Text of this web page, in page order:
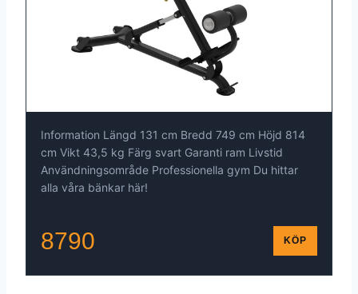
Information Längd 131 cm Bredd 749 cm Höjd 814
cm Vikt 43,5 kg Färg svart Garanti ram Livstid
Användningsområde Professionella gym Du hittar
alla våra bänkar här!
8790 KÖP